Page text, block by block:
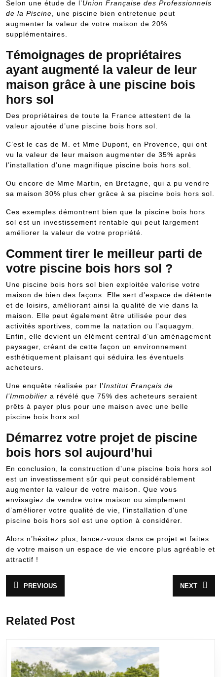
Selon une étude de l’Union Française des Professionnels
de la Piscine, une piscine bien entretenue peut
augmenter la valeur de votre maison de 20%
supplémentaires.
Témoignages de propriétaires
ayant augmenté la valeur de leur
maison grâce à une piscine bois
hors sol
Des propriétaires de toute la France attestent de la
valeur ajoutée d’une piscine bois hors sol.
C’est le cas de M. et Mme Dupont, en Provence, qui ont
vu la valeur de leur maison augmenter de 35% après
l’installation d’une magnifique piscine bois hors sol.
Ou encore de Mme Martin, en Bretagne, qui a pu vendre
sa maison 30% plus cher grâce à sa piscine bois hors sol.
Ces exemples démontrent bien que la piscine bois hors
sol est un investissement rentable qui peut largement
améliorer la valeur de votre propriété.
Comment tirer le meilleur parti de
votre piscine bois hors sol ?
Une piscine bois hors sol bien exploitée valorise votre
maison de bien des façons. Elle sert d’espace de détente
et de loisirs, améliorant ainsi la qualité de vie dans la
maison. Elle peut également être utilisée pour des
activités sportives, comme la natation ou l’aquagym.
Enfin, elle devient un élément central d’un aménagement
paysager, créant de cette façon un environnement
esthétiquement plaisant qui séduira les éventuels
acheteurs.
Une enquête réalisée par l’Institut Français de
l’Immobilier a révélé que 75% des acheteurs seraient
prêts à payer plus pour une maison avec une belle
piscine bois hors sol.
Démarrez votre projet de piscine
bois hors sol aujourd’hui
En conclusion, la construction d’une piscine bois hors sol
est un investissement sûr qui peut considérablement
augmenter la valeur de votre maison. Que vous
envisagiez de vendre votre maison ou simplement
d’améliorer votre qualité de vie, l’installation d’une
piscine bois hors sol est une option à considérer.
Alors n’hésitez plus, lancez-vous dans ce projet et faites
de votre maison un espace de vie encore plus agréable et
attractif !
Navigation
de
PREVIOUS
précédent
NEXT
suivant
Related Post